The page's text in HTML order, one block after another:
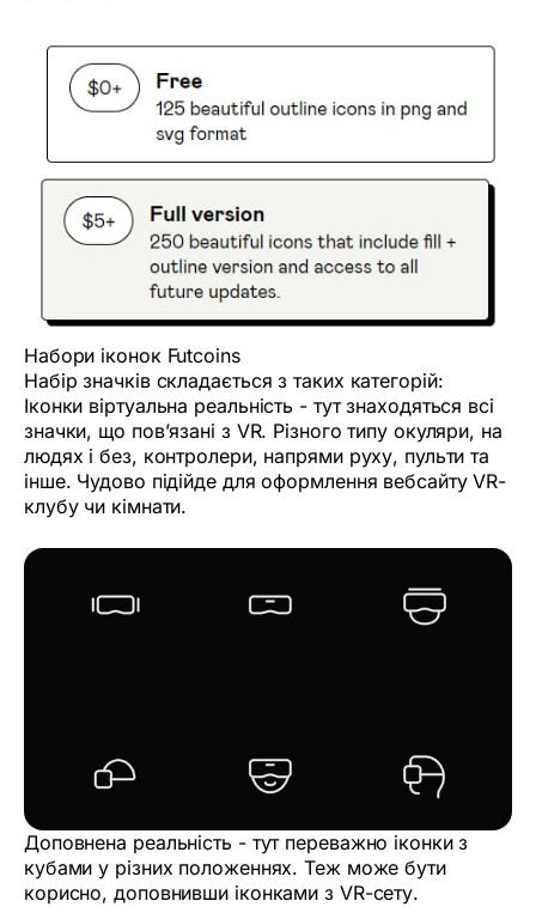
Набори іконок Futcoins
Набір значків складається з таких категорій:
Іконки віртуальна реальність - тут знаходяться всі
значки, що пов’язані з VR. Різного типу окуляри, на
людях і без, контролери, напрями руху, пульти та
інше. Чудово підійде для оформлення вебсайту VR-
клубу чи кімнати.
Доповнена реальність - тут переважно іконки з
кубами у різних положеннях. Теж може бути
корисно, доповнивши іконками з VR-cету.